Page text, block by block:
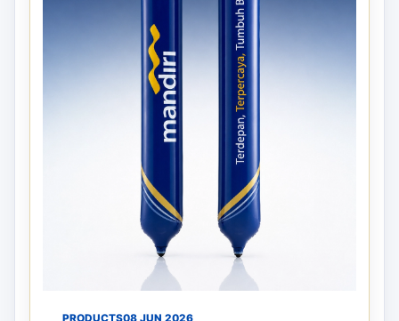
PRODUCTS08 JUN 2026